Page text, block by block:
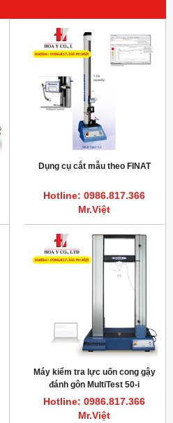
Dụng cụ cắt mẫu theo FINAT
Hotline: 0986.817.366
Mr.Việt
Máy kiểm tra lực uốn cong gậy
đánh gôn MultiTest 50-i
Hotline: 0986.817.366
Mr.Việt